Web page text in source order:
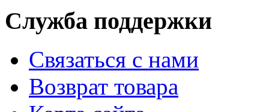
Служба поддержки
Связаться с нами
Возврат товара